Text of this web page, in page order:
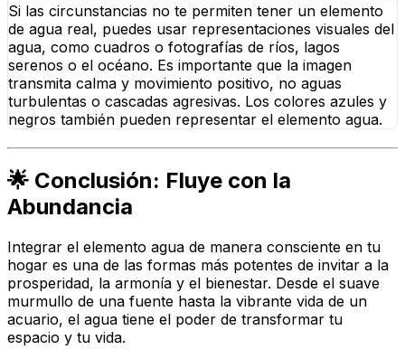
Si las circunstancias no te permiten tener un elemento
de agua real, puedes usar representaciones visuales del
agua, como cuadros o fotografías de ríos, lagos
serenos o el océano. Es importante que la imagen
transmita calma y movimiento positivo, no aguas
turbulentas o cascadas agresivas. Los colores azules y
negros también pueden representar el elemento agua.
🌟 Conclusión: Fluye con la
Abundancia
Integrar el elemento agua de manera consciente en tu
hogar es una de las formas más potentes de invitar a la
prosperidad, la armonía y el bienestar. Desde el suave
murmullo de una fuente hasta la vibrante vida de un
acuario, el agua tiene el poder de transformar tu
espacio y tu vida.